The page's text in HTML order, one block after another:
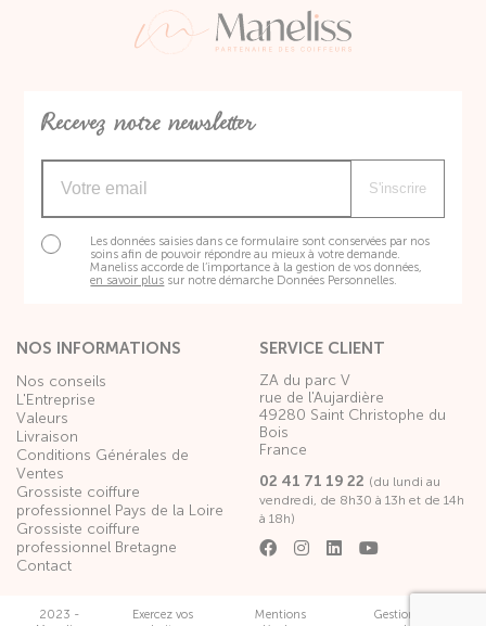
NOS INFORMATIONS
Nos conseils
L'Entreprise
Valeurs
Livraison
Conditions Générales de
Ventes
Grossiste coiffure
professionnel Pays de la Loire
Grossiste coiffure
professionnel Bretagne
Contact
SERVICE CLIENT
ZA du parc V
rue de l'Aujardière
49280 Saint Christophe du
Bois
France
02 41 71 19 22 (du lundi au
vendredi, de 8h30 à 13h et de 14h
à 18h)
Recevez notre newsletter
S'inscrire
Les données saisies dans ce formulaire sont conservées par nos
soins afin de pouvoir répondre au mieux à votre demande.
Maneliss accorde de l’importance à la gestion de vos données,
en savoir plus sur notre démarche Données Personnelles.
2023 -
Exercez vos
Mentions
Gestion des